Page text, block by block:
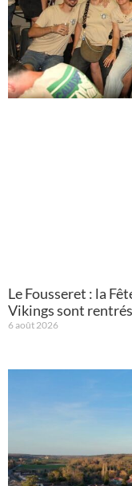
Le Fousseret : la
Vikings sont
6 août 2026